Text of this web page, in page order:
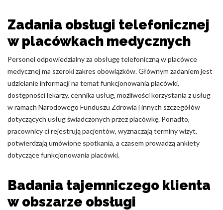
Zadania obsługi telefonicznej
w placówkach medycznych
Personel odpowiedzialny za obsługę telefoniczną w placówce
medycznej ma szeroki zakres obowiązków. Głównym zadaniem jest
udzielanie informacji na temat funkcjonowania placówki,
dostępności lekarzy, cennika usług, możliwości korzystania z usług
w ramach Narodowego Funduszu Zdrowia i innych szczegółów
dotyczących usług świadczonych przez placówkę. Ponadto,
pracownicy ci rejestrują pacjentów, wyznaczają terminy wizyt,
potwierdzają umówione spotkania, a czasem prowadzą ankiety
dotyczące funkcjonowania placówki.
Badania tajemniczego klienta
w obszarze obsługi
użytkowników na stronach internetowych. Celem jest
wyświetlanie reklam, które są istotne i interesujące dla
poszczególnych użytkowników i tym samym bardziej cenne dla
wydawców i reklamodawców strony trzeciej.
Nieklasyfikowane
Nieklasyfikowane pliki cookie, to pliki, które są w procesie
klasyfikowania, wraz z dostawcami poszczególnych ciasteczek.
Odrzuć
Zapisz moje preferencje